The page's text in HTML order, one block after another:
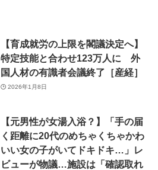
【育成就労の上限を閣議決定へ】
特定技能と合わせ123万人に 外
国人材の有識者会議終了［産経］
2026年1月8日
【元男性が女湯入浴？】「手の届
く距離に20代のめちゃくちゃかわ
いい女の子がいてドキドキ…」レ
ビューが物議…施設は「確認取れ